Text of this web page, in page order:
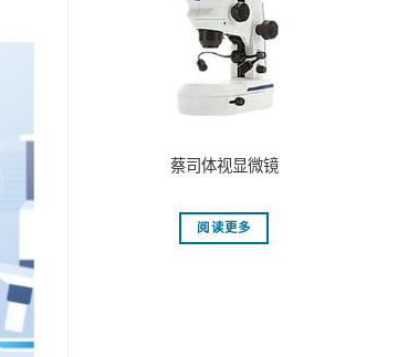
蔡司体视显微镜
阅读更多
版